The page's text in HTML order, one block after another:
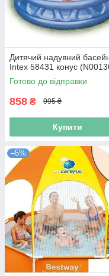
Дитячий надувний
Intex 58431 конус
Готово до відправки
858 ₴ 995 ₴
Купити
–5%